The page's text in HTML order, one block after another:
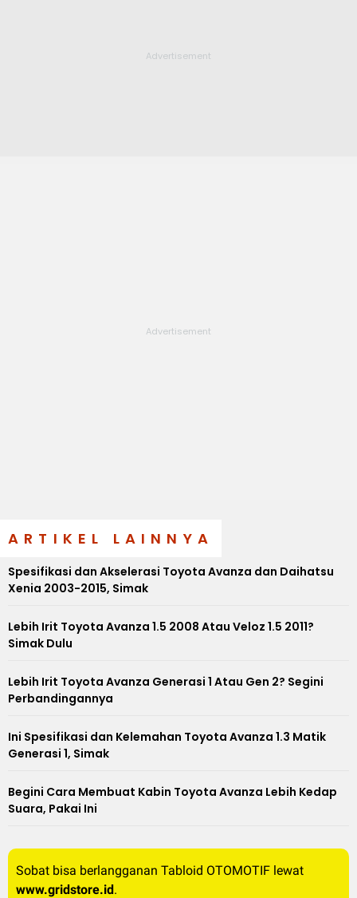
ARTIKEL LAINNYA
Spesifikasi dan Akselerasi Toyota Avanza dan Daihatsu
Xenia 2003-2015, Simak
Lebih Irit Toyota Avanza 1.5 2008 Atau Veloz 1.5 2011?
Simak Dulu
Lebih Irit Toyota Avanza Generasi 1 Atau Gen 2? Segini
Perbandingannya
Ini Spesifikasi dan Kelemahan Toyota Avanza 1.3 Matik
Generasi 1, Simak
Begini Cara Membuat Kabin Toyota Avanza Lebih Kedap
Suara, Pakai Ini
Sobat bisa berlangganan Tabloid OTOMOTIF lewat
www.gridstore.id.